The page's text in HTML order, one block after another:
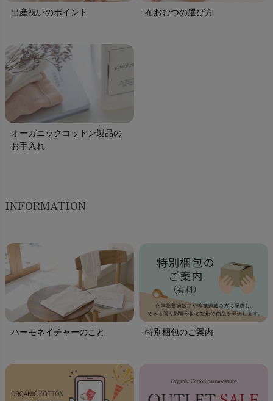
出産祝いのポイント 布おむつの選び方
オーガニックコットン製品の
お手入れ
INFORMATION
ハーモネイチャーのこと 特別梱包のご案内